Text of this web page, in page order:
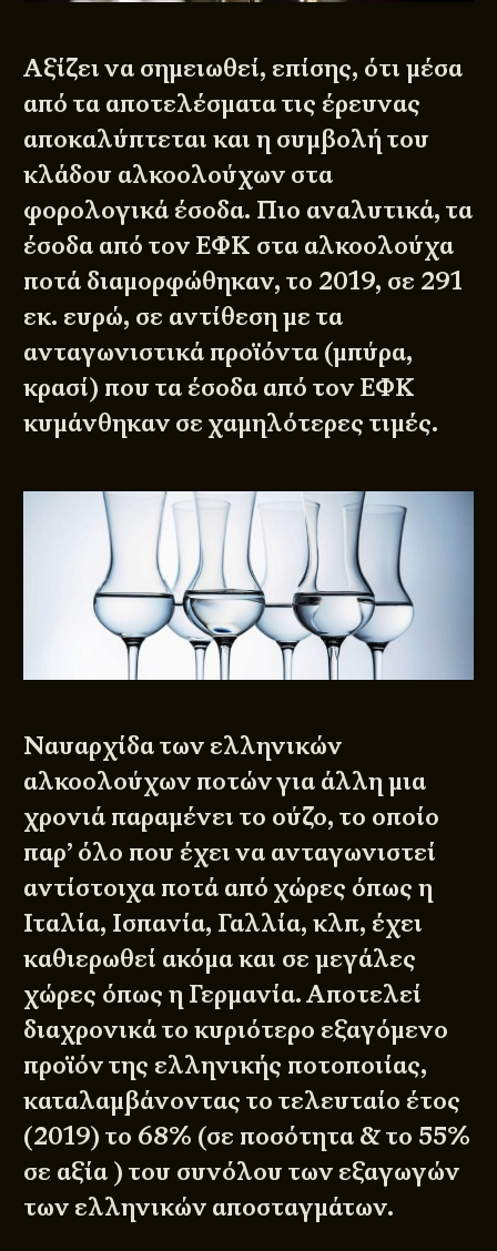
Αξίζει να σημειωθεί, επίσης, ότι μέσα
από τα αποτελέσματα τις έρευνας
αποκαλύπτεται και η συμβολή του
κλάδου αλκοολούχων στα
φορολογικά έσοδα. Πιο αναλυτικά, τα
έσοδα από τον ΕΦΚ στα αλκοολούχα
ποτά διαμορφώθηκαν, το 2019, σε 291
εκ. ευρώ, σε αντίθεση με τα
ανταγωνιστικά προϊόντα (μπύρα,
κρασί) που τα έσοδα από τον ΕΦΚ
κυμάνθηκαν σε χαμηλότερες τιμές.
Ναυαρχίδα των ελληνικών
αλκοολούχων ποτών για άλλη μια
χρονιά παραμένει το ούζο, το οποίο
παρ’ όλο που έχει να ανταγωνιστεί
αντίστοιχα ποτά από χώρες όπως η
Ιταλία, Ισπανία, Γαλλία, κλπ, έχει
καθιερωθεί ακόμα και σε μεγάλες
χώρες όπως η Γερμανία. Αποτελεί
διαχρονικά το κυριότερο εξαγόμενο
προϊόν της ελληνικής ποτοποιίας,
καταλαμβάνοντας το τελευταίο έτος
(2019) το 68% (σε ποσότητα & το 55%
σε αξία ) του συνόλου των εξαγωγών
των ελληνικών αποσταγμάτων.